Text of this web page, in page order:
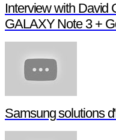
Interview with David
GALAXY Note 3 +
Samsung solutions